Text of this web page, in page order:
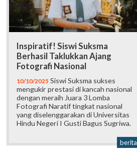
Inspiratif! Siswi Suksma
Berhasil Taklukkan Ajang
Fotografi Nasional
10/10/2025 Siswi Suksma sukses
mengukir prestasi di kancah nasional
dengan meraih Juara 3 Lomba
Fotografi Naratif tingkat nasional
yang diselenggarakan di Universitas
Hindu Negeri I Gusti Bagus Sugriwa.
berita